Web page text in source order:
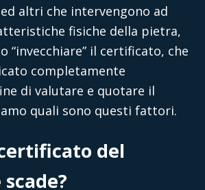
altri che intervengono ad
fisiche della pietra,
“invecchiare” il certificato, che
completamente
di valutare e quotare il
quali sono questi fattori.
del